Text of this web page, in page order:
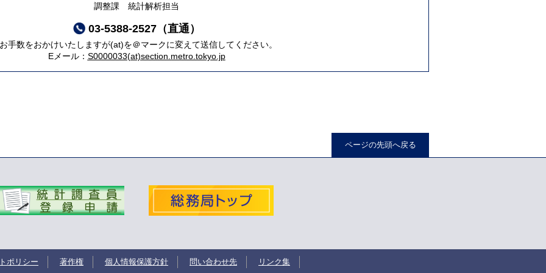
調整課 統計解析担当
03-5388-2527（直通）
手数をおかけいたしますが(at)を＠マークに変えて送信してください。
Eメール： S0000033(at)section.metro.tokyo.jp
ページの先頭へ戻る
ポリシー 著作権 個人情報保護方針 問い合わせ先 リンク集